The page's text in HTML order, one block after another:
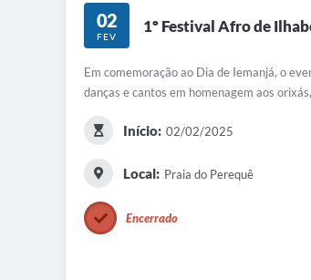
02
FEV
1º Festival Afro de
Em comemoração ao Dia de Iemanjá, o
danças e cantos em homenagem aos
Início: 02/02/2025
Local: Praia do Perequê
Encerrado